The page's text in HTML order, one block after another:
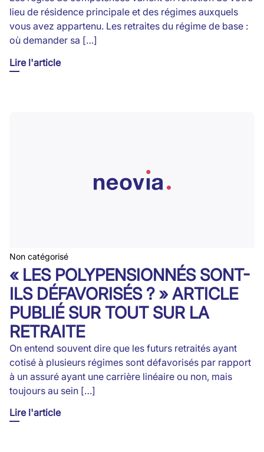
lieu de résidence principale et des régimes auxquels
vous avez appartenu. Les retraites du régime de base :
où demander sa […]
Lire l'article
Non catégorisé
« LES POLYPENSIONNÉS SONT-
ILS DÉFAVORISÉS ? » ARTICLE
PUBLIÉ SUR TOUT SUR LA
RETRAITE
On entend souvent dire que les futurs retraités ayant
cotisé à plusieurs régimes sont défavorisés par rapport
à un assuré ayant une carrière linéaire ou non, mais
toujours au sein […]
Lire l'article